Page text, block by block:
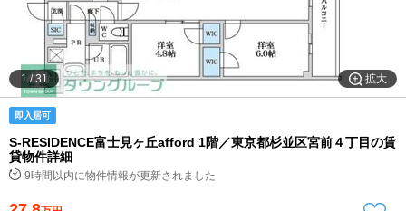
通勤通学時間から
物件特集から
拡大
1 /31
即入居可
S-RESIDENCE富士見ヶ丘afford 1階／東京都杉並区宮前４丁目の賃
貸物件詳細
9時間以内に物件情報が更新されました